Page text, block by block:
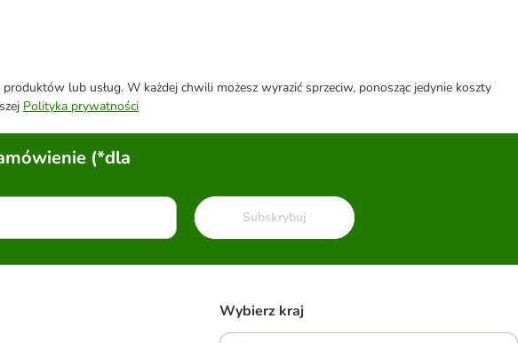
lub usług. W każdej chwili możesz wyrazić sprzeciw, ponosząc jedynie koszty
Polityka prywatności
(*dla
Subskrybuj
Wybierz kraj